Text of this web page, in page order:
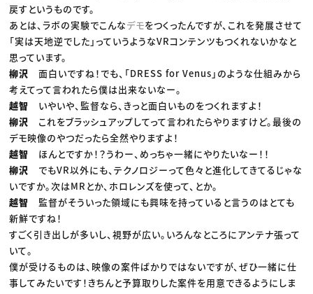
戻すというものです。
あとは、ラボの実験でこんなデモをつくったんですが、これを発展させて
「実は天地逆でした」っていうようなVRコンテンツもつくれないかなと
思っています。
柳沢面白いですね！でも、「DRESS for Venus」のような仕組みから
考えてって言われたら僕は出来ないなー。
越智 いやいや、監督なら、きっと面白いものをつくれますよ！
柳沢 これをブラッシュアップしてって言われたらやりますけど。最後の
デモ映像のやつだったら全然やりますよ！
越智 ほんとですか！？うわー、めっちゃ一緒にやりたいなー！！
柳沢 でもVR以外にも、テクノロジーって色々と進化してきてるじゃな
いですか。次はMRとか、ホロレンズを使って、とか。
越智 監督がそういった領域にも興味を持っていると言うのはとても
新鮮ですね！
すごく引き出しが多いし、視野が広い。いろんなところにアンテナ張って
いて。
僕が受けるものは、映像の案件ばかりではないですが、ぜひ一緒に仕
事してみたいです！きちんと予算取りした案件を用意できるようにしま